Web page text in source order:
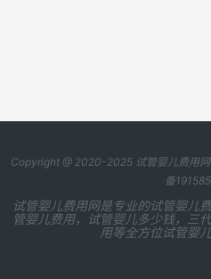
Copyright @ 2020-2025 试管婴儿费用网
备
试管婴儿费用网是专业的试管婴儿
管婴儿费用，试管婴儿多少钱，三
用等全方位试管婴